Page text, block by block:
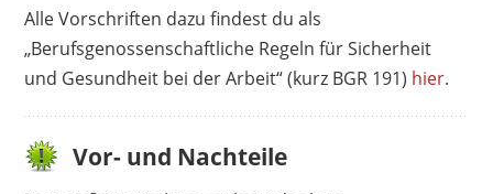
Alle Vorschriften dazu findest du als
„Berufsgenossenschaftliche Regeln für Sicherheit
und Gesundheit bei der Arbeit“ (kurz BGR 191) hier.
Vor- und Nachteile